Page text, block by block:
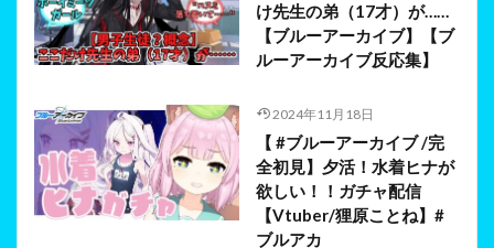
け先生の弟（17才）が……
【ブルーアーカイブ】【ブ
ルーアーカイブ反応集】
2024年11月18日
【 #ブルーアーカイブ /完
全初見】夕活！水着ヒナが
欲しい！！ガチャ配信
【Vtuber/狸原ことね】#
ブルアカ